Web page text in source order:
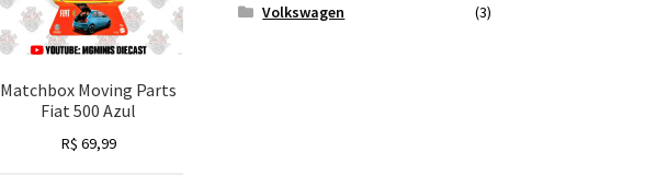
Matchbox Moving Parts
Fiat 500 Azul
R$ 69,99
Volkswagen
(3)